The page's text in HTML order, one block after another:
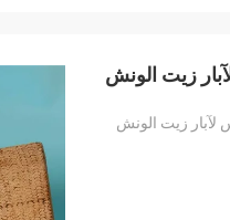
زيت الونش
لآبار زيت الونش